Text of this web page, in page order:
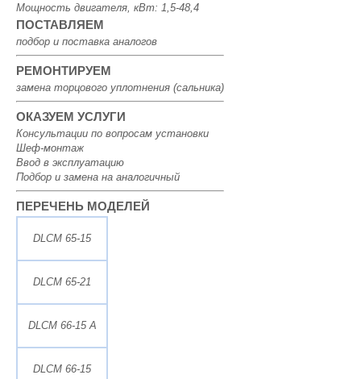
Мощность двигателя, кВт: 1,5-48,4
ПОСТАВЛЯЕМ
подбор и поставка аналогов
РЕМОНТИРУЕМ
замена торцового уплотнения (сальника)
ОКАЗУЕМ УСЛУГИ
Консультации по вопросам установки
Шеф-монтаж
Ввод в эксплуатацию
Подбор и замена на аналогичный
ПЕРЕЧЕНЬ МОДЕЛЕЙ
DLCM 65-15
DLCM 65-21
DLCM 66-15 A
DLCM 66-15